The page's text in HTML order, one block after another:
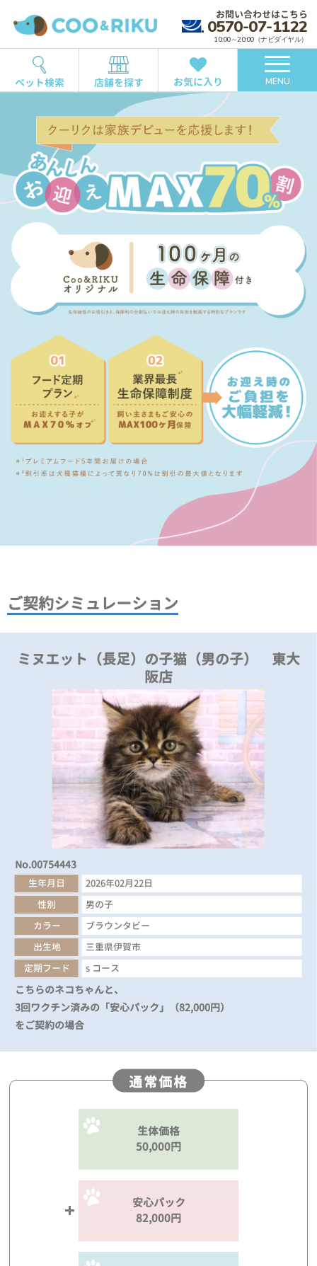
お問い合わせはこちら
0570-07-1122
10:00～20:00（ナビダイヤル）
ペット検索 店舗を探す お気に入り MENU
ご契約シミュレーション
ミヌエット（長足）の子猫（男の子） 東大
阪店
No.00754443
生年月日
2026年02月22日
性別
男の子
カラー
ブラウンタビー
出生地
三重県伊賀市
定期フード
s コース
こちらのネコちゃんと、
3回ワクチン済みの「安心パック」（82,000円）
をご契約の場合
通常価格
生体価格
50,000円
安心パック
82,000円